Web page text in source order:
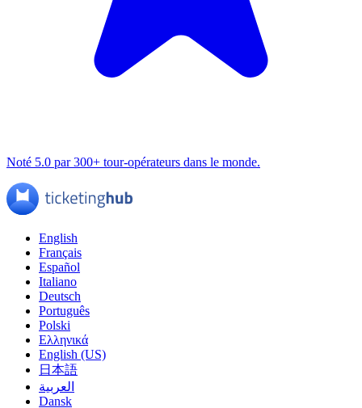
Noté 5.0 par 300+ tour-opérateurs dans le monde.
English
Français
Español
Italiano
Deutsch
Português
Polski
Ελληνικά
English (US)
日本語
العربية
Dansk